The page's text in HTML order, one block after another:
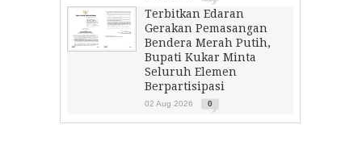
Terbitkan Edaran
Gerakan Pemasangan
Bendera Merah Putih,
Bupati Kukar Minta
Seluruh Elemen
Berpartisipasi
02 Aug 2026 0